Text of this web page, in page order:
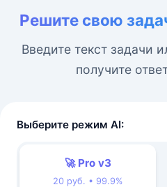
Решите свою
Введите текст задачи
получите
Выберите режим AI:
🚀 Pro v3
20 руб. • 99.9%